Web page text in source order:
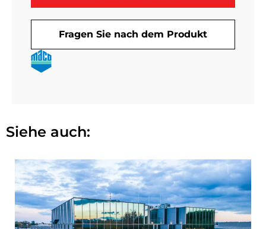
Fragen Sie nach dem Produkt
Siehe auch: